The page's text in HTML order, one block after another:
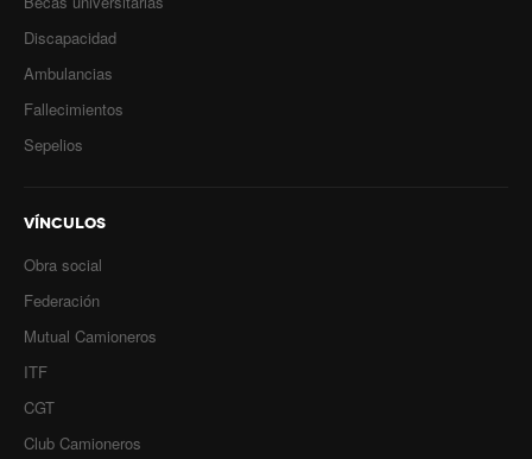
Discapacidad
Ambulancias
Fallecimientos
Sepelios
VÍNCULOS
Obra social
Federación
Mutual Camioneros
ITF
CGT
Club Camioneros